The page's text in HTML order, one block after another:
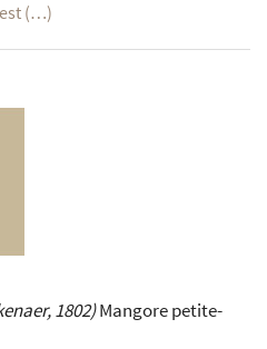
(…)
1802)Mangore petite-